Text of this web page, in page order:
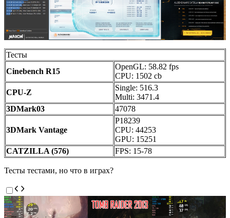
Тесты
Cinebench R15
OpenGL: 58.82 fps
CPU: 1502 cb
CPU-Z
Single: 516.3
Multi: 3471.4
3DMark03
47078
3DMark Vantage
P18239
CPU: 44253
GPU: 15251
CATZILLA (576)
FPS: 15-78
Тесты тестами, но что в играх?